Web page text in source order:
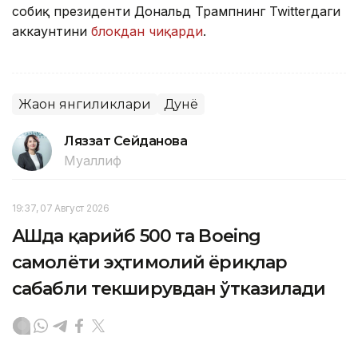
собиқ президенти Дональд Трампнинг Twitterдаги
аккаунтини блокдан чиқарди.
Жаҳон янгиликлари Дунё
Ляззат Сейданова
Муаллиф
19:37, 07 Август 2026
АҚШда қарийб 500 та Boeing
самолёти эҳтимолий ёриқлар
сабабли текширувдан ўтказилади